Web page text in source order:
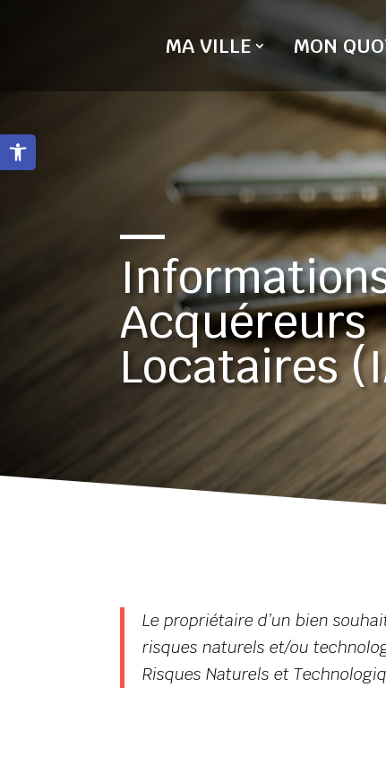
Ouvrir la barre d’outils
MA VILLE MON
Acquéreurs
Locataires
Le propriétaire d’un bien
risques naturels et/ou
Risques Naturels et